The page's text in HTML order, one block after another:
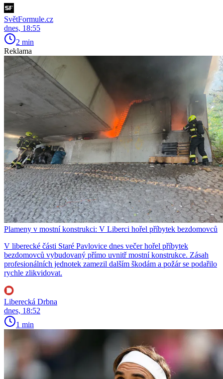
SvětFormule.cz
dnes, 18:55
2 min
Reklama
Plameny v mostní konstrukci: V Liberci hořel příbytek bezdomovců
V liberecké části Staré Pavlovice dnes večer hořel příbytek
bezdomovců vybudovaný přímo uvnitř mostní konstrukce. Zásah
profesionálních jednotek zamezil dalším škodám a požár se podařilo
rychle zlikvidovat.
Liberecká Drbna
dnes, 18:52
1 min